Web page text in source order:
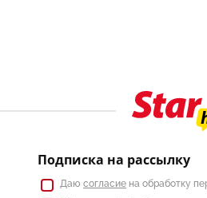
Подписка на рассылку
Даю согласие на обработку